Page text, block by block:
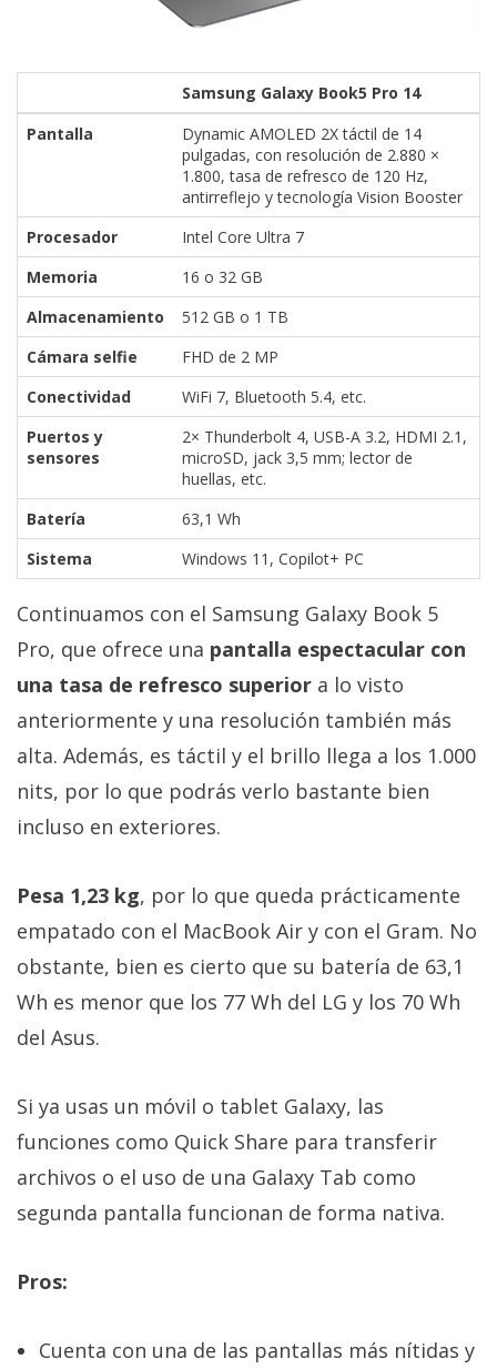
Samsung Galaxy Book5 Pro 14
Pantalla
Dynamic AMOLED 2X táctil de 14
pulgadas, con resolución de 2.880 ×
1.800, tasa de refresco de 120 Hz,
antirreflejo y tecnología Vision Booster
Procesador
Intel Core Ultra 7
Memoria
16 o 32 GB
Almacenamiento
512 GB o 1 TB
Cámara selfie
FHD de 2 MP
Conectividad
WiFi 7, Bluetooth 5.4, etc.
Puertos y
sensores
2× Thunderbolt 4, USB-A 3.2, HDMI 2.1,
microSD, jack 3,5 mm; lector de
huellas, etc.
Batería
63,1 Wh
Sistema
Windows 11, Copilot+ PC
Continuamos con el Samsung Galaxy Book 5
Pro, que ofrece una pantalla espectacular con
una tasa de refresco superior a lo visto
anteriormente y una resolución también más
alta. Además, es táctil y el brillo llega a los 1.000
nits, por lo que podrás verlo bastante bien
incluso en exteriores.
Pesa 1,23 kg, por lo que queda prácticamente
empatado con el MacBook Air y con el Gram. No
obstante, bien es cierto que su batería de 63,1
Wh es menor que los 77 Wh del LG y los 70 Wh
del Asus.
Si ya usas un móvil o tablet Galaxy, las
funciones como Quick Share para transferir
archivos o el uso de una Galaxy Tab como
segunda pantalla funcionan de forma nativa.
Pros:
Cuenta con una de las pantallas más nítidas y